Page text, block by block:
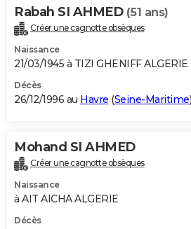
Rabah SI AHMED (51 ans)
Créer une cagnotte obsèques
Naissance
21/03/1945 à TIZI GHENIFF ALGERIE
Décès
26/12/1996 au Havre (Seine-Maritime)
Mohand SI AHMED
Créer une cagnotte obsèques
Naissance
à AIT AICHA ALGERIE
Décès